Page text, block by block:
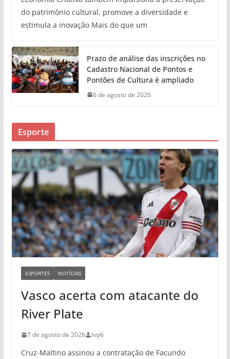
do patrimônio cultural, promove a diversidade e
estimula a inovação Mais do que um
Prazo de análise das inscrições no
Cadastro Nacional de Pontos e
Pontões de Cultura é ampliado
6 de agosto de 2026
Esporte
ESPORTES NOTÍCIAS
Vasco acerta com atacante do
River Plate
7 de agosto de 2026 tvp6
Cruz-Maltino assinou a contratação de Facundo